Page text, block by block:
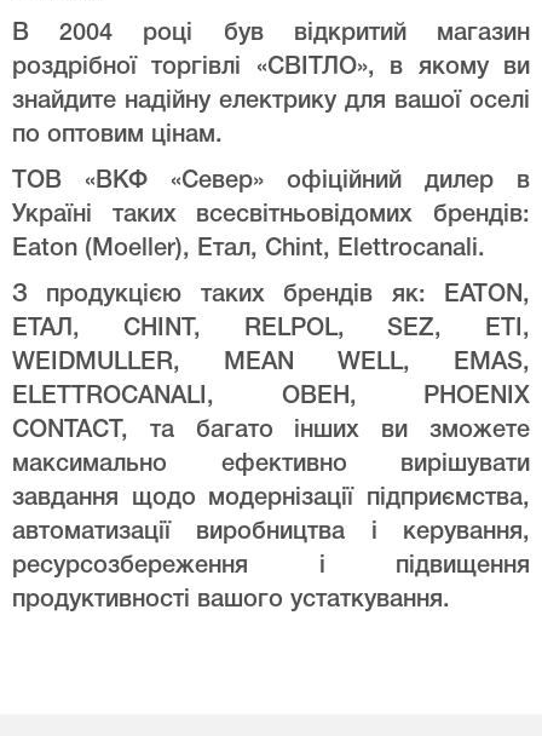
В 2004 році був відкритий магазин
роздрібної торгівлі «СВІТЛО», в якому ви
знайдите надійну електрику для вашої оселі
по оптовим цінам.
ТОВ «ВКФ «Север» офіційний дилер в
Україні таких всесвітньовідомих брендів:
Eaton (Moeller), Етал, Chint, Elettrocanali.
З продукцією таких брендів як: EATON,
ЕТАЛ, CHINT, RELPOL, SEZ, ETI,
WEIDMULLER, MEAN WELL, EMAS,
ELETTROCANALI, ОВЕН, PHOENIX
CONTACT, та багато інших ви зможете
максимально ефективно вирішувати
завдання щодо модернізації підприємства,
автоматизації виробництва і керування,
ресурсозбереження і підвищення
продуктивності вашого устаткування.